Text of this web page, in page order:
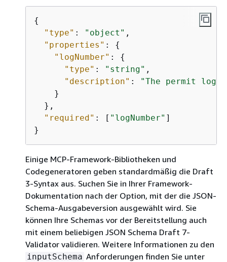
{
"type" : "object" ,
"properties" : {
"logNumber" : {
"type" : "string" ,
"description" :
"The permit log
    }
  },
"required" : [ "logNumber" ]
}
Einige MCP-Framework-Bibliotheken und
Codegeneratoren geben standardmäßig die Draft
3-Syntax aus. Suchen Sie in Ihrer Framework-
Dokumentation nach der Option, mit der die JSON-
Schema-Ausgabeversion ausgewählt wird. Sie
können Ihre Schemas vor der Bereitstellung auch
mit einem beliebigen JSON Schema Draft 7-
Validator validieren. Weitere Informationen zu den
inputSchema Anforderungen finden Sie unter